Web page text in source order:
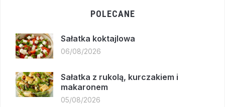
POLECANE
Sałatka koktajlowa
06/08/2026
Sałatka z rukolą, kurczakiem i
makaronem
05/08/2026